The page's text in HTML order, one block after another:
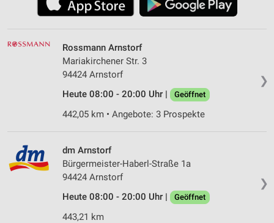
❯
Rossmann Arnstorf
Mariakirchener Str. 3
94424 Arnstorf
Heute 08:00 - 20:00 Uhr |
Geöffnet
442,05 km • Angebote: 3 Prospekte
❯
dm Arnstorf
Bürgermeister-Haberl-Straße 1a
94424 Arnstorf
Heute 08:00 - 20:00 Uhr |
Geöffnet
443,21 km